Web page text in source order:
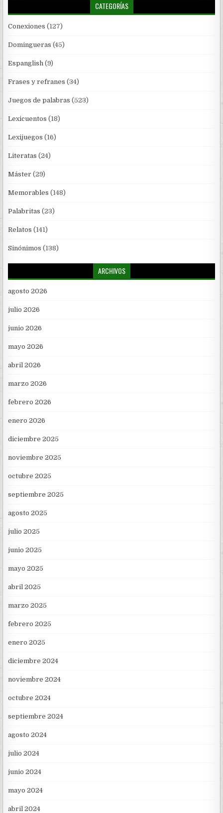
CATEGORÍAS
Conexiones (127)
Domingueras (45)
Espanglish (9)
Frases y refranes (34)
Juegos de palabras (523)
Lexicuentos (18)
Lexijuegos (16)
Literatas (24)
Máster (29)
Memorables (148)
Palabritas (23)
Relatos (141)
Sinónimos (138)
ARCHIVOS
agosto 2026
julio 2026
junio 2026
mayo 2026
abril 2026
marzo 2026
febrero 2026
enero 2026
diciembre 2025
noviembre 2025
octubre 2025
septiembre 2025
agosto 2025
julio 2025
junio 2025
mayo 2025
abril 2025
marzo 2025
febrero 2025
enero 2025
diciembre 2024
noviembre 2024
octubre 2024
septiembre 2024
agosto 2024
julio 2024
junio 2024
mayo 2024
abril 2024